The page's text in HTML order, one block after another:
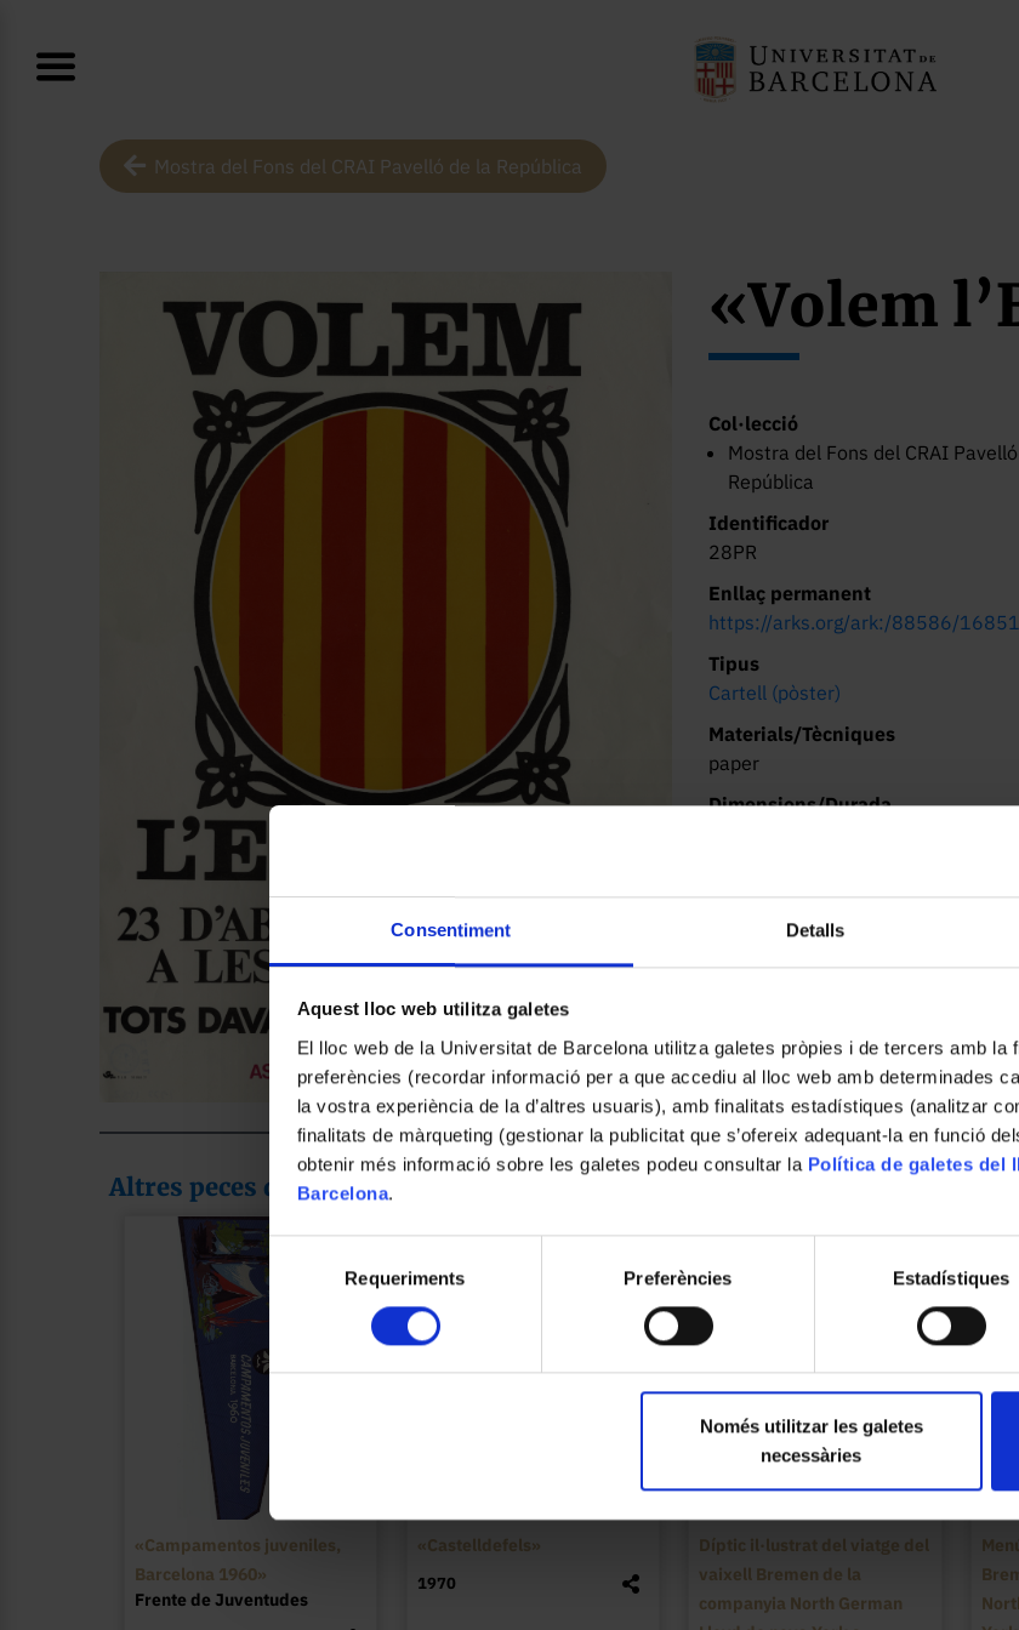
Consentiment Detalls
Aquest lloc web utilitza galetes
El lloc web de la Universitat de Barcelona utilitza galetes pròpies i de tercers amb la
preferències (recordar informació per a que accediu al lloc web amb determinades
la vostra experiència de la d’altres usuaris), amb finalitats estadístiques (analitzar
finalitats de màrqueting (gestionar la publicitat que s’ofereix adequant-la en funció
obtenir més informació sobre les galetes podeu consultar la Política de galetes del
Barcelona.
de
Requeriments Preferències Estadístiques
Només utilitzar les galetes
necessàries
Mostra del Fons del CRAI Pavelló de la República
«Volem
Col·lecció
Mostra del Fons del CRAI
República
Identificador
28PR
Enllaç permanent
https://arks.org/ark:/88586/16851
Tipus
Cartell (pòster)
Materials/Tècniques
paper
Dimensions/Durada
CRAI Biblioteca del Pavelló de la
Av. Cardenal Vidal i Barraquer, 34-
Descripció
Altres peces de la col·lecció
«Campamentos juveniles,
Barcelona 1960»
Frente de Juventudes
«Castelldefels»
1970
Díptic il·lustrat del viatge del
vaixell Bremen de la
companyia North German